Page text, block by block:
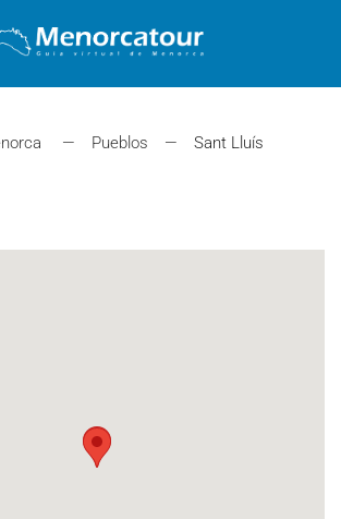
content
Pueblos Sant Lluís